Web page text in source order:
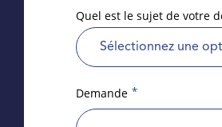
Quel est le sujet de votre
Sélectionnez une
Demande *